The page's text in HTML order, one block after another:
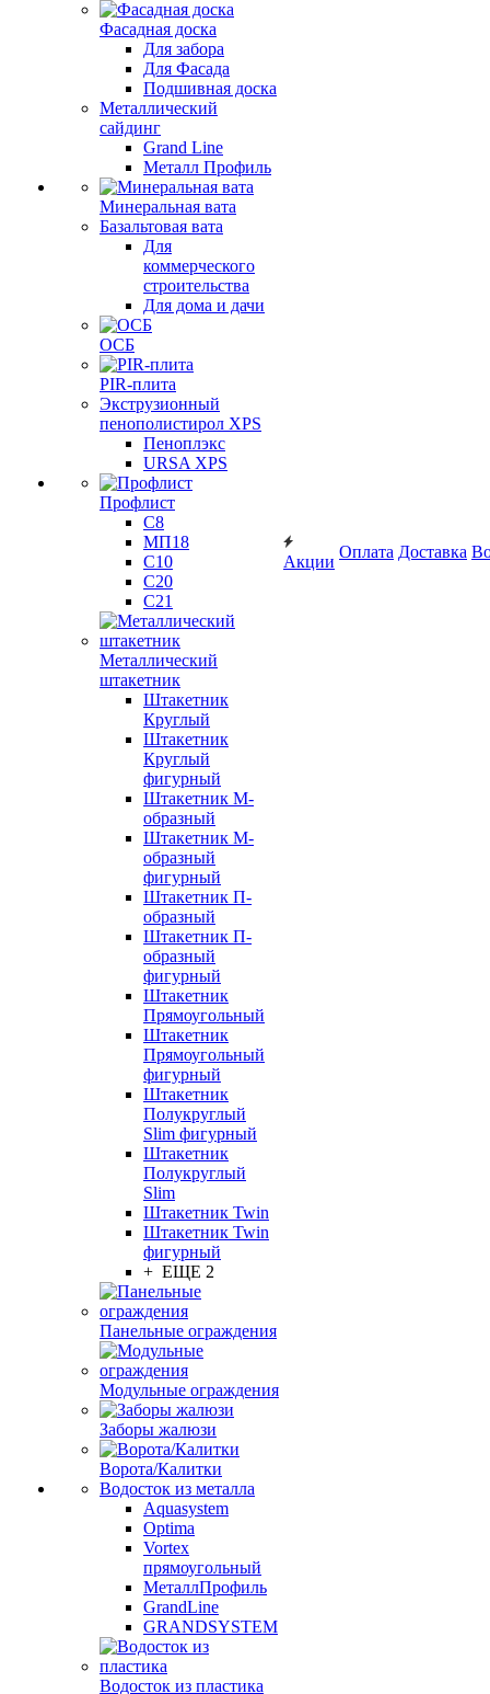
Фасадная доска
Для забора
Для Фасада
Подшивная доска
Металлический
сайдинг
Grand Line
Металл Профиль
Минеральная вата
Базальтовая вата
Для
коммерческого
строительства
Для дома и дачи
ОСБ
PIR-плита
Экструзионный
пенополистирол XPS
Пеноплэкс
URSA XPS
Профлист
С8
МП18
С10
С20
С21
Металлический
штакетник
Штакетник
Круглый
Штакетник
Круглый
фигурный
Штакетник М-
образный
Штакетник М-
образный
фигурный
Штакетник П-
образный
Штакетник П-
образный
фигурный
Штакетник
Прямоугольный
Штакетник
Прямоугольный
фигурный
Штакетник
Полукруглый
Slim фигурный
Штакетник
Полукруглый
Slim
Штакетник Twin
Штакетник Twin
фигурный
+ ЕЩЕ 2
Панельные ограждения
Модульные ограждения
Заборы жалюзи
Ворота/Калитки
Водосток из металла
Aquasystem
Optima
Vortex
прямоугольный
МеталлПрофиль
GrandLine
GRANDSYSTEM
Водосток из пластика
Акции
Оплата Доставка